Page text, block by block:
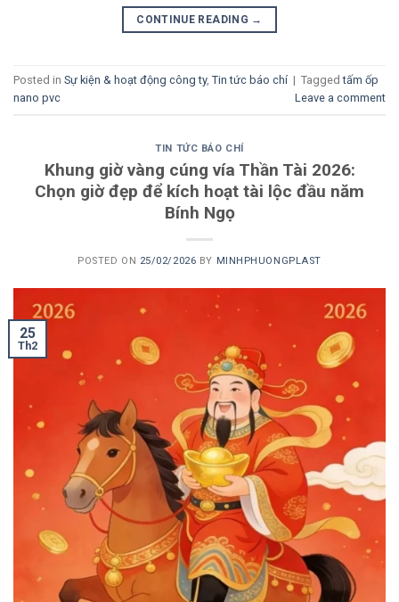
CONTINUE READING →
Posted in Sự kiện & hoạt động công ty, Tin tức báo chí | Taggedtấm ốp
nano pvc
Leave a comment
TIN TỨC BÁO CHÍ
Khung giờ vàng cúng vía Thần Tài 2026:
Chọn giờ đẹp để kích hoạt tài lộc đầu năm
Bính Ngọ
POSTED ON 25/02/2026 BY MINHPHUONGPLAST
25
Th2